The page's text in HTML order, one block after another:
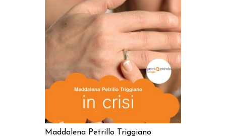
LEGGI TUTTO
Maddalena Petrillo Triggiano